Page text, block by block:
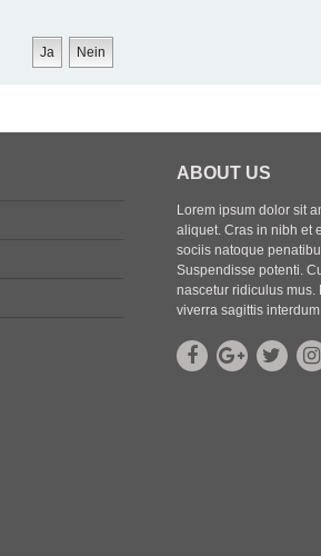
ABOUT US
Lorem ipsum dolor sit
aliquet. Cras in nibh et
sociis natoque
Suspendisse potenti.
nascetur ridiculus mus.
viverra sagittis